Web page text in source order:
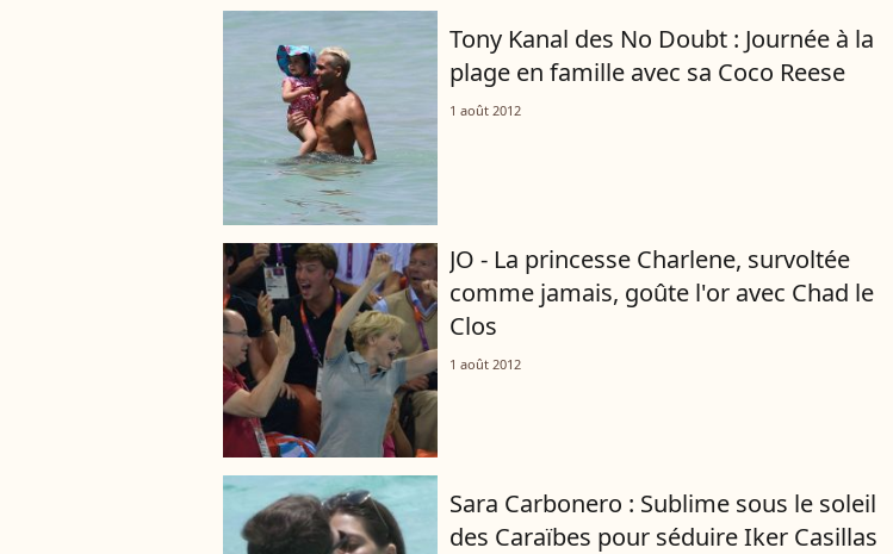
Tony Kanal des No Doubt : Journée à la
plage en famille avec sa Coco Reese
1 août 2012
JO - La princesse Charlene, survoltée
comme jamais, goûte l'or avec Chad le
Clos
1 août 2012
Sara Carbonero : Sublime sous le soleil
des Caraïbes pour séduire Iker Casillas